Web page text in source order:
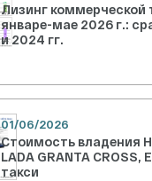
Лизинг коммерческой
январе-мае 2026 г.:
и 2024 гг.
01/06/2026
Стоимость владения
LADA GRANTA CROSS,
такси